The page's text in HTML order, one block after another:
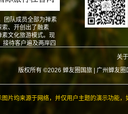
团队成员全部为禅素
、开创出了融素
文化旅游模式。现
待客户遍及两岸四
关
版权所有 ©2026 蝉友圈国旅 | 广州蝉友
片均来源于网络，并仅用户主题的演示功能